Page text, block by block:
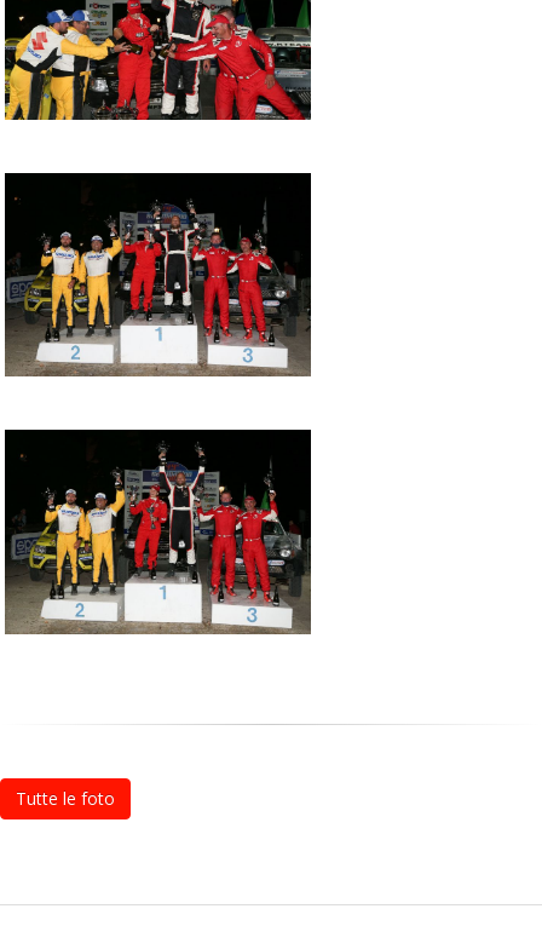
Tutte le foto